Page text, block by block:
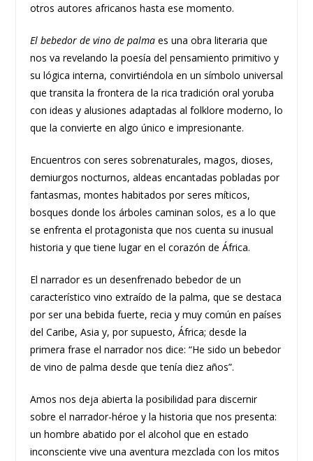
otros autores africanos hasta ese momento.
El bebedor de vino de palmaes una obra literaria que
nos va revelando la poesía del pensamiento primitivo y
su lógica interna, convirtiéndola en un símbolo universal
que transita la frontera de la rica tradición oral yoruba
con ideas y alusiones adaptadas al folklore moderno, lo
que la convierte en algo único e impresionante.
Encuentros con seres sobrenaturales, magos, dioses,
demiurgos nocturnos, aldeas encantadas pobladas por
fantasmas, montes habitados por seres míticos,
bosques donde los árboles caminan solos, es a lo que
se enfrenta el protagonista que nos cuenta su inusual
historia y que tiene lugar en el corazón de África.
El narrador es un desenfrenado bebedor de un
característico vino extraído de la palma, que se destaca
por ser una bebida fuerte, recia y muy común en países
del Caribe, Asia y, por supuesto, África; desde la
primera frase el narrador nos dice: “He sido un bebedor
de vino de palma desde que tenía diez años”.
Amos nos deja abierta la posibilidad para discernir
sobre el narrador-héroe y la historia que nos presenta:
un hombre abatido por el alcohol que en estado
inconsciente vive una aventura mezclada con los mitos